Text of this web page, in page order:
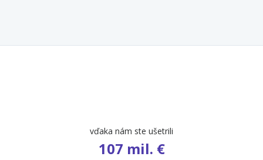
vďaka nám ste ušetrili
107 mil. €